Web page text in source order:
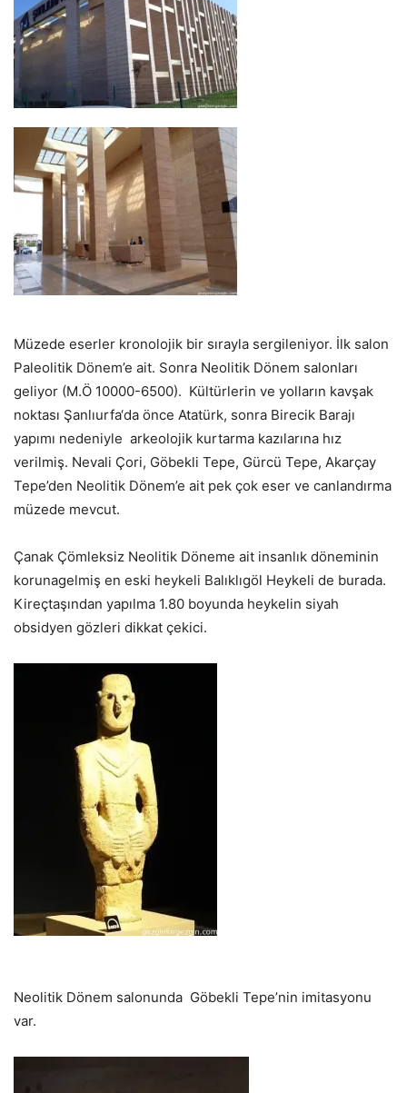
Müzede eserler kronolojik bir sırayla sergileniyor. İlk salon
Paleolitik Dönem’e ait. Sonra Neolitik Dönem salonları
geliyor (M.Ö 10000-6500). Kültürlerin ve yolların kavşak
noktası Şanlıurfa‘da önce Atatürk, sonra Birecik Barajı
yapımı nedeniyle arkeolojik kurtarma kazılarına hız
verilmiş. Nevali Çori, Göbekli Tepe, Gürcü Tepe, Akarçay
Tepe’den Neolitik Dönem’e ait pek çok eser ve canlandırma
müzede mevcut.
Çanak Çömleksiz Neolitik Döneme ait insanlık döneminin
korunagelmiş en eski heykeli Balıklıgöl Heykeli de burada.
Kireçtaşından yapılma 1.80 boyunda heykelin siyah
obsidyen gözleri dikkat çekici.
Neolitik Dönem salonunda Göbekli Tepe’nin imitasyonu
var.